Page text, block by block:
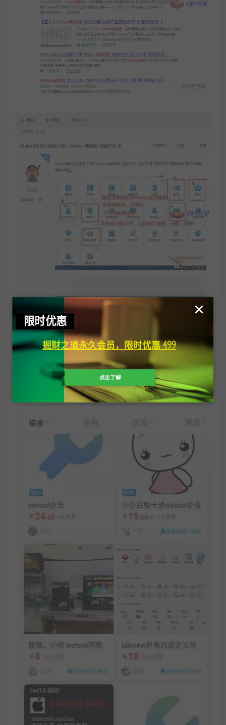
我们软件系统有很多关于闲鱼营销的技术教程，学习好闲
鱼发布方法，就可以在上面发布营销软件的信息，一般不
需要标太高，能让人来咨询即可。
限时优惠
掘财之道永久会员，限时优惠 499
点击了解
×